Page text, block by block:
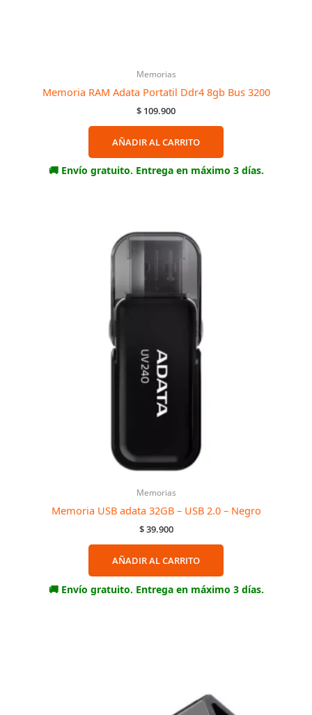
Memorias
Memoria RAM Adata Portatil Ddr4 8gb Bus 3200
$ 109.900
AÑADIR AL CARRITO
🚚 Envío gratuito. Entrega en máximo 3 días.
Memorias
Memoria USB adata 32GB – USB 2.0 – Negro
$39.900
AÑADIR AL CARRITO
🚚 Envío gratuito. Entrega en máximo 3 días.
NO, gracias prefiero comprar con precio completo